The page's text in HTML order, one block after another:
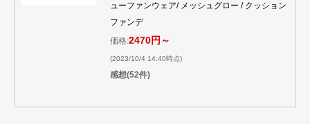
ューファンウェア/ メッシュグロー / クッション
ファンデ
価格:2470円～
(2023/10/4 14:40時点)
感想(52件)